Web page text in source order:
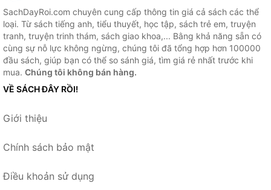
SachDayRoi.com chuyên cung cấp thông tin giá cả sách các thể
loại. Từ sách tiếng anh, tiểu thuyết, học tập, sách trẻ em, truyện
tranh, truyện trinh thám, sách giao khoa,... Bằng khả năng sẵn có
cùng sự nỗ lực không ngừng, chúng tôi đã tổng hợp hơn 100000
đầu sách, giúp bạn có thể so sánh giá, tìm giá rẻ nhất trước khi
mua. Chúng tôi không bán hàng.
VỀ SÁCH ĐÂY RỒI!
Giới thiệu
Chính sách bảo mật
Điều khoản sử dụng